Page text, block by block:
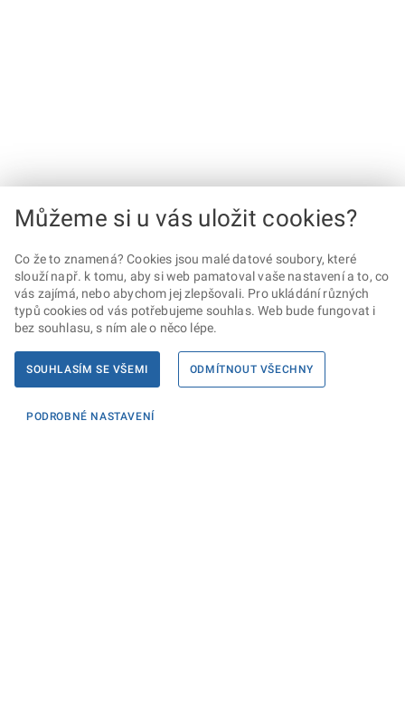
Můžeme si u vás uložit cookies?
Co že to znamená? Cookies jsou malé datové soubory, které
slouží např. k tomu, aby si web pamatoval vaše nastavení a to, co
vás zajímá, nebo abychom jej zlepšovali. Pro ukládání různých
typů cookies od vás potřebujeme souhlas. Web bude fungovat i
bez souhlasu, s ním ale o něco lépe.
SOUHLASÍM SE VŠEMI ODMÍTNOUT VŠECHNY
PODROBNÉ NASTAVENÍ